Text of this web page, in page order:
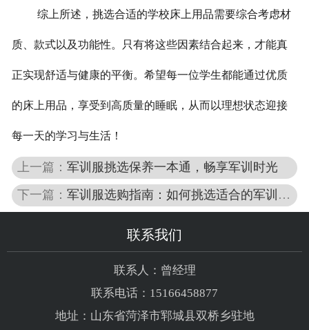
综上所述，挑选合适的学校床上用品需要综合考虑材
质、款式以及功能性。只有将这些因素结合起来，才能真
正实现舒适与健康的平衡。希望每一位学生都能通过优质
的床上用品，享受到高质量的睡眠，从而以理想状态迎接
每一天的学习与生活！
上一篇：军训服挑选保养一本通，畅享军训时光
下一篇：军训服选购指南：如何挑选适合的军训服装
联系我们
联系人：曾经理
联系电话：15166458877
地址：山东省菏泽市郓城县双桥乡驻地